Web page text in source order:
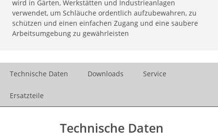
wird in Gärten, Werkstätten und Industrieanlagen
verwendet, um Schläuche ordentlich aufzubewahren, zu
schützen und einen einfachen Zugang und eine saubere
Arbeitsumgebung zu gewährleisten
Technische Daten Downloads Service
Ersatzteile
Technische Daten